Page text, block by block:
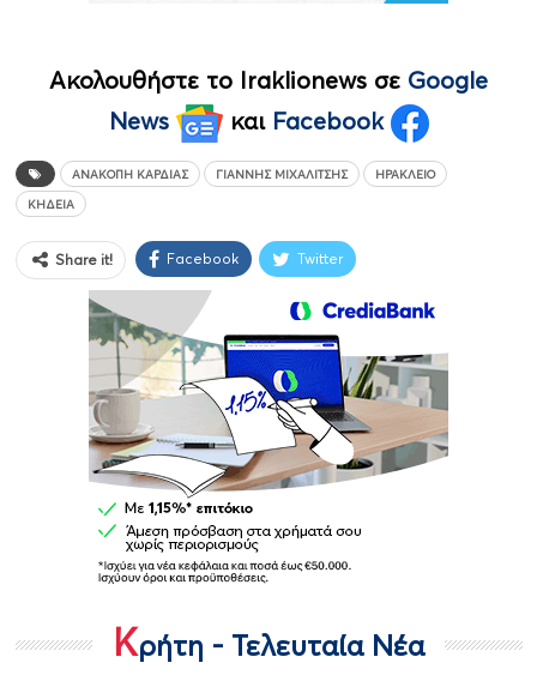
Ακολουθήστε το Iraklionews σε Google
News
και Facebook
ΑΝΑΚΟΠΉ ΚΑΡΔΙΆΣ ΓΙΆΝΝΗΣ ΜΙΧΑΛΊΤΣΗΣ ΗΡΆΚΛΕΙΟ
ΚΗΔΕΊΑ
Share it! Facebook Twitter
Κρήτη - Τελευταία Νέα